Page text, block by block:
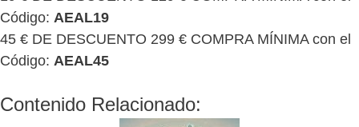
Código: AEAL19
45 € DE DESCUENTO 299 € COMPRA MÍNIMA con el
Código: AEAL45
Contenido Relacionado: